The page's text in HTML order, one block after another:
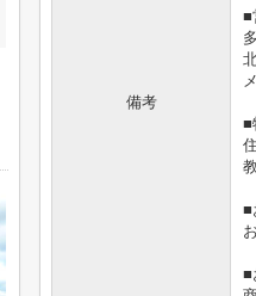
備考
■
■
■
■